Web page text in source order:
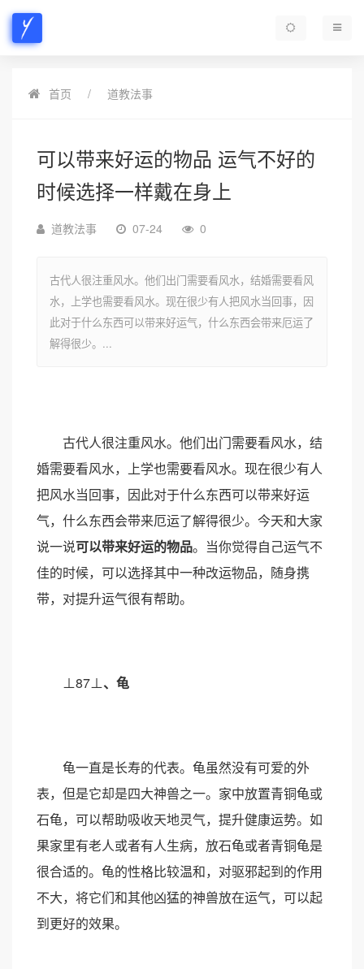
首页 道教法事
可以带来好运的物品 运气不好的
时候选择一样戴在身上
道教法事 07-24 0
古代人很注重风水。他们出门需要看风水，结婚需要看风
水，上学也需要看风水。现在很少有人把风水当回事，因
此对于什么东西可以带来好运气，什么东西会带来厄运了
解得很少。...
古代人很注重风水。他们出门需要看风水，结
婚需要看风水，上学也需要看风水。现在很少有人
把风水当回事，因此对于什么东西可以带来好运
气，什么东西会带来厄运了解得很少。今天和大家
说一说可以带来好运的物品。当你觉得自己运气不
佳的时候，可以选择其中一种改运物品，随身携
带，对提升运气很有帮助。
⊥87⊥、龟
龟一直是长寿的代表。龟虽然没有可爱的外
表，但是它却是四大神兽之一。家中放置青铜龟或
石龟，可以帮助吸收天地灵气，提升健康运势。如
果家里有老人或者有人生病，放石龟或者青铜龟是
很合适的。龟的性格比较温和，对驱邪起到的作用
不大，将它们和其他凶猛的神兽放在运气，可以起
到更好的效果。